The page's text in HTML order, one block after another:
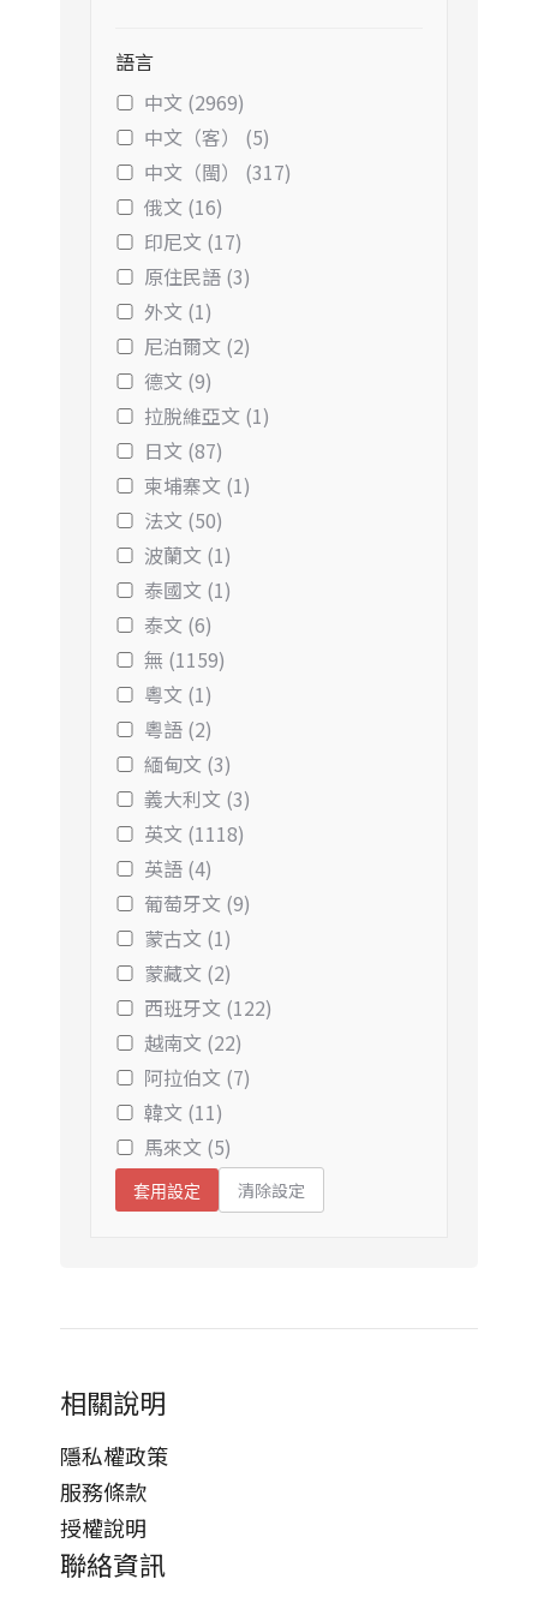
語言
中文 (2969)
中文（客） (5)
中文（閩） (317)
俄文 (16)
印尼文 (17)
原住民語 (3)
外文 (1)
尼泊爾文 (2)
德文 (9)
拉脫維亞文 (1)
日文 (87)
柬埔寨文 (1)
法文 (50)
波蘭文 (1)
泰國文 (1)
泰文 (6)
無 (1159)
粵文 (1)
粵語 (2)
緬甸文 (3)
義大利文 (3)
英文 (1118)
英語 (4)
葡萄牙文 (9)
蒙古文 (1)
蒙藏文 (2)
西班牙文 (122)
越南文 (22)
阿拉伯文 (7)
韓文 (11)
馬來文 (5)
套用設定 清除設定
相關說明
隱私權政策
服務條款
授權說明
聯絡資訊